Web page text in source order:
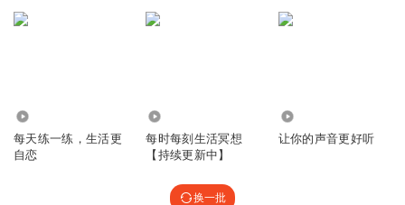
每天练一练，生活更
自恋
每时每刻生活冥想
【持续更新中】
让你的声音更好听
换一批